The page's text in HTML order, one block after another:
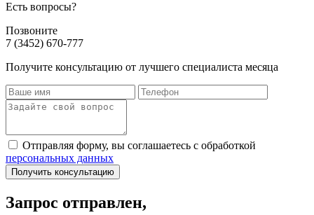
Есть вопросы?
Позвоните
7 (3452) 670-777
Получите консультацию от лучшего специалиста месяца
Отправляя форму, вы соглашаетесь с обработкой
персональных данных
Получить консультацию
Запрос отправлен,